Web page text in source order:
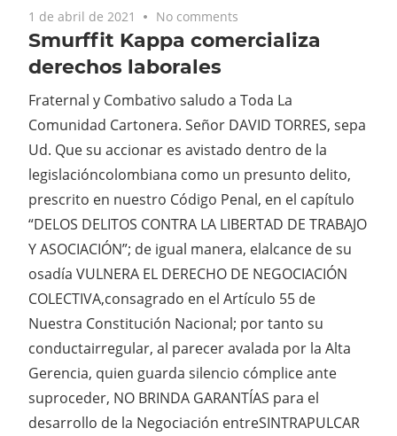
1 de abril de 2021 No comments
Smurffit Kappa comercializa
derechos laborales
Fraternal y Combativo saludo a Toda La
Comunidad Cartonera. Señor DAVID TORRES, sepa
Ud. Que su accionar es avistado dentro de la
legislacióncolombiana como un presunto delito,
prescrito en nuestro Código Penal, en el capítulo
“DELOS DELITOS CONTRA LA LIBERTAD DE TRABAJO
Y ASOCIACIÓN”; de igual manera, elalcance de su
osadía VULNERA EL DERECHO DE NEGOCIACIÓN
COLECTIVA,consagrado en el Artículo 55 de
Nuestra Constitución Nacional; por tanto su
conductairregular, al parecer avalada por la Alta
Gerencia, quien guarda silencio cómplice ante
suproceder, NO BRINDA GARANTÍAS para el
desarrollo de la Negociación entreSINTRAPULCAR